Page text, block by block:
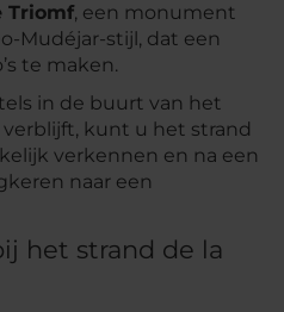
Triomf, een monument
Mudéjar-stijl, dat een
te maken.
in de buurt van het
kunt u het strand
verkennen en na een
naar een
het strand de la